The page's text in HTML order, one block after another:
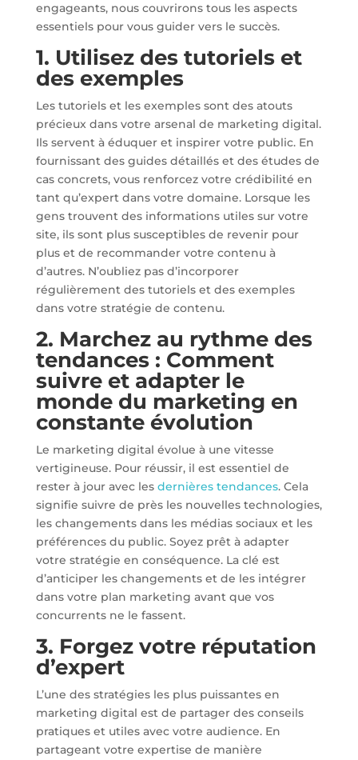
engageants, nous couvrirons tous les aspects
essentiels pour vous guider vers le succès.
1. Utilisez des tutoriels et
des exemples
Les tutoriels et les exemples sont des atouts
précieux dans votre arsenal de marketing digital.
Ils servent à éduquer et inspirer votre public. En
fournissant des guides détaillés et des études de
cas concrets, vous renforcez votre crédibilité en
tant qu’expert dans votre domaine. Lorsque les
gens trouvent des informations utiles sur votre
site, ils sont plus susceptibles de revenir pour
plus et de recommander votre contenu à
d’autres. N’oubliez pas d’incorporer
régulièrement des tutoriels et des exemples
dans votre stratégie de contenu.
2. Marchez au rythme des
tendances : Comment
suivre et adapter le
monde du marketing en
constante évolution
Le marketing digital évolue à une vitesse
vertigineuse. Pour réussir, il est essentiel de
rester à jour avec les dernières tendances. Cela
signifie suivre de près les nouvelles technologies,
les changements dans les médias sociaux et les
préférences du public. Soyez prêt à adapter
votre stratégie en conséquence. La clé est
d’anticiper les changements et de les intégrer
dans votre plan marketing avant que vos
concurrents ne le fassent.
3. Forgez votre réputation
d’expert
L’une des stratégies les plus puissantes en
marketing digital est de partager des conseils
pratiques et utiles avec votre audience. En
partageant votre expertise de manière